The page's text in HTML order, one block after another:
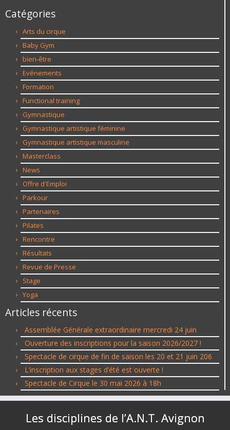
Catégories
Arts du cirque
Baby Gym
bien-être
Evénements
Formation
Functional training
Gymnastique
Gymnastique artistique féminine
Gymnastique artistique masculine
Masterclass
News
Offre d'Emploi
Parkour
Partenaires
Pilates
Rencontre
Résultats
Revue de Presse
Stage
Yoga
Articles récents
Assemblée Générale extraordinaire mercredi 24 juin
Ouverture des inscriptions pour la saison 2026/2027 !
Spectacle de cirque de fin de saison les 20 et 21 juin 206
L’inscription aux stages d’été est ouverte !
Spectacle de Cirque le 30 mai 2026 à 18h
Les disciplines de l’A.N.T. Avignon